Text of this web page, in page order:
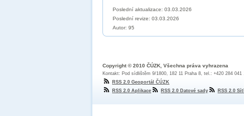
Poslední aktualizace: 03.03.2026
Poslední revize: 03.03.2026
Autor: 95
Copyright © 2010 ČÚZK, Všechna práva vyhrazena
Kontakt: Pod sídlištěm 9/1800, 182 11 Praha 8, tel.: +420 284 041
RSS 2.0 Geoportál ČÚZK
RSS 2.0 Aplikace
RSS 2.0 Datové sady RSS 2.0